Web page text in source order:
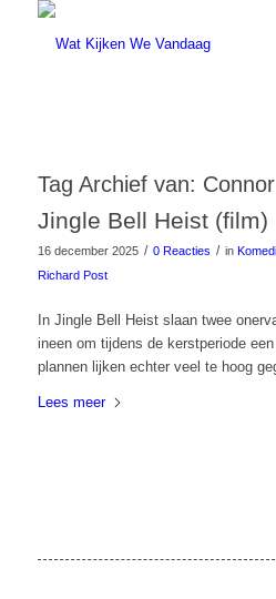
Tag Archief van:
Jingle Bell Heist (film)
16 december 2025 / 0 Reacties / in
Richard Post
In Jingle Bell Heist slaan twee
ineen om tijdens de kerstperiode
plannen lijken echter veel te hoog
Lees meer